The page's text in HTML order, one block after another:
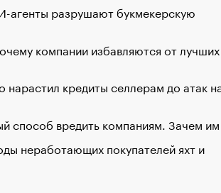
агенты разрушают букмекерскую
компании избавляются от лучших
нарастил кредиты селлерам до атак
способ вредить компаниям. Зачем
неработающих покупателей яхт и